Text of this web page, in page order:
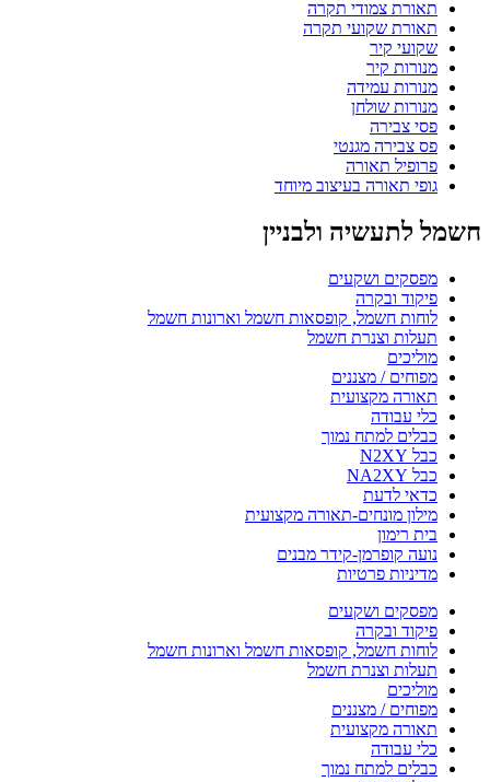
תאורת צמודי תקרה
תאורת שקועי תקרה
שקועי קיר
מנורות קיר
מנורות עמידה
מנורות שולחן
פסי צבירה
פס צבירה מגנטי
פרופיל תאורה
גופי תאורה בעיצוב מיוחד
חשמל לתעשיה ולבניין
מפסקים ושקעים
פיקוד ובקרה
לוחות חשמל, קופסאות חשמל וארונות חשמל
תעלות וצנרת חשמל
מוליכים
מפוחים / מצננים
תאורה מקצועית
כלי עבודה
כבלים למתח נמוך
כבל N2XY
כבל NA2XY
כדאי לדעת
מילון מונחים-תאורה מקצועית
בית רימון
נועה קופרמן-קידר מבנים
מדיניות פרטיות
מפסקים ושקעים
פיקוד ובקרה
לוחות חשמל, קופסאות חשמל וארונות חשמל
תעלות וצנרת חשמל
מוליכים
מפוחים / מצננים
תאורה מקצועית
כלי עבודה
כבלים למתח נמוך